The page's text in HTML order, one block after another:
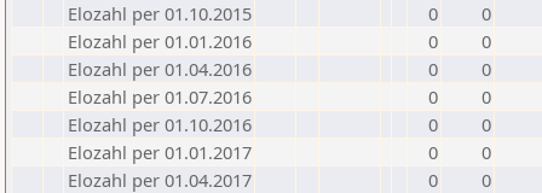
Elozahl per 01.10.2015
0
0
Elozahl per 01.01.2016
0
0
Elozahl per 01.04.2016
0
0
Elozahl per 01.07.2016
0
0
Elozahl per 01.10.2016
0
0
Elozahl per 01.01.2017
0
0
Elozahl per 01.04.2017
0
0